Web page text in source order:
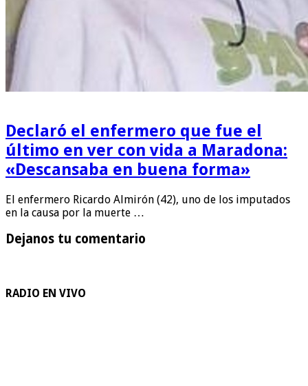
Declaró el enfermero que fue el
último en ver con vida a Maradona:
«Descansaba en buena forma»
El enfermero Ricardo Almirón (42), uno de los imputados
en la causa por la muerte …
Dejanos tu comentario
RADIO EN VIVO